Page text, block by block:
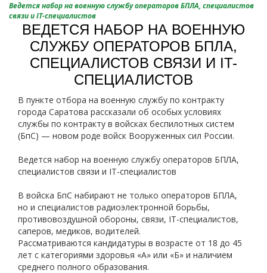
Ведется набор на военную службу операторов БПЛА, специалистов
связи и IT-специалистов
ВЕДЕТСЯ НАБОР НА ВОЕННУЮ
СЛУЖБУ ОПЕРАТОРОВ БПЛА,
СПЕЦИАЛИСТОВ СВЯЗИ И IT-
СПЕЦИАЛИСТОВ
В пункте отбора на военную службу по контракту
города Саратова рассказали об особых условиях
службы по контракту в войсках беспилотных систем
(БпС) — новом роде войск Вооруженных сил России.
Ведется набор на военную службу операторов БПЛА,
специалистов связи и IT-специалистов
В войска БпС набирают не только операторов БПЛА,
но и специалистов радиоэлектронной борьбы,
противовоздушной обороны, связи, IТ-специалистов,
саперов, медиков, водителей.
Рассматриваются кандидатуры в возрасте от 18 до 45
лет с категориями здоровья «А» или «Б» и наличием
среднего полного образования.